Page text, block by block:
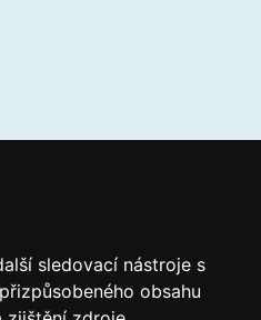
sledovací nástroje s
obsahu